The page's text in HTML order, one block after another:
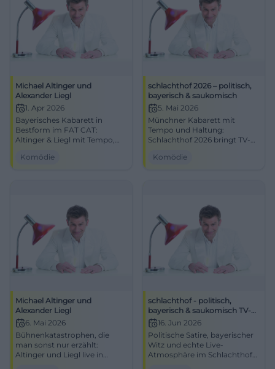
Michael Altinger und
Alexander Liegl
1. Apr 2026
Bayerisches Kabarett in
Bestform im FAT CAT:
Altinger & Liegl mit Tempo,
01.04.2026, 19:30 Uhr. Zentral,
Komödie
schlachthof 2026 – politisch,
bayerisch & saukomisch
5. Mai 2026
Münchner Kabarett mit
Tempo und Haltung:
Schlachthof 2026 bringt TV-
Power auf die Bühne.
Komödie
Michael Altinger und
Alexander Liegl
6. Mai 2026
Bühnenkatastrophen, die
man sonst nur erzählt:
Altinger und Liegl live in
schlachthof - politisch,
bayerisch & saukomisch TV-
BR16. Jun 2026
Politische Satire, bayerischer
Witz und echte Live-
Atmosphäre im Schlachthof